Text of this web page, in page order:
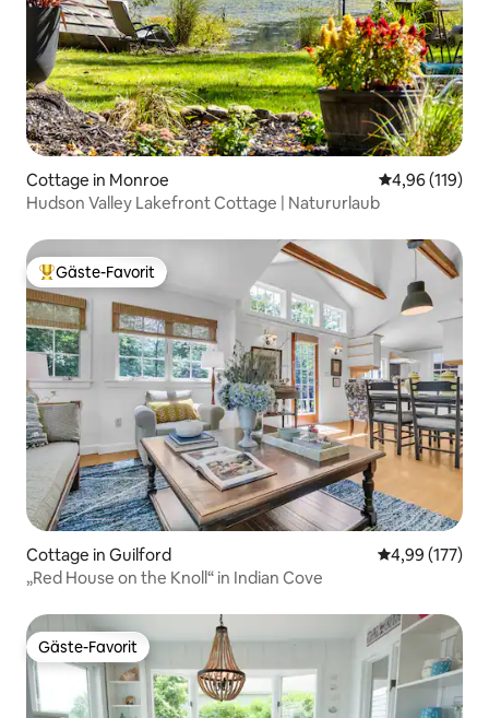
Cottage in Monroe
4,96 (119)
Hudson Valley Lakefront Cottage | Natururlaub
Beliebter Gäste-Favorit.
Gäste-Favorit
Cottage in Guilford
4,99 (177)
„Red House on the Knoll“ in Indian Cove
Gäste-Favorit
Gäste-Favorit